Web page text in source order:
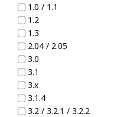
1.0 / 1.1
1.2
1.3
2.04 / 2.05
3.0
3.1
3.x
3.1.4
3.2 / 3.2.1 / 3.2.2